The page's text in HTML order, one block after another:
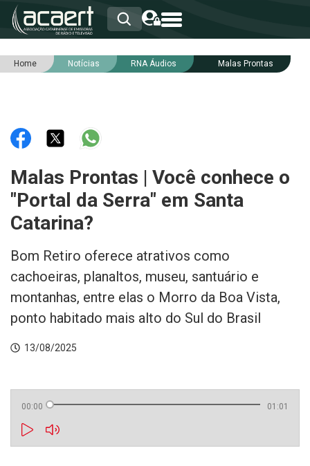
HOME
RNA
NOTÍCIAS
SERVIÇOS
INTEGRIDADE
Home Notícias RNA Áudios Malas Prontas
Malas Prontas | Você conhece o
"Portal da Serra" em Santa
Catarina?
Bom Retiro oferece atrativos como
cachoeiras, planaltos, museu, santuário e
montanhas, entre elas o Morro da Boa Vista,
ponto habitado mais alto do Sul do Brasil
13/08/2025
00:00 01:01